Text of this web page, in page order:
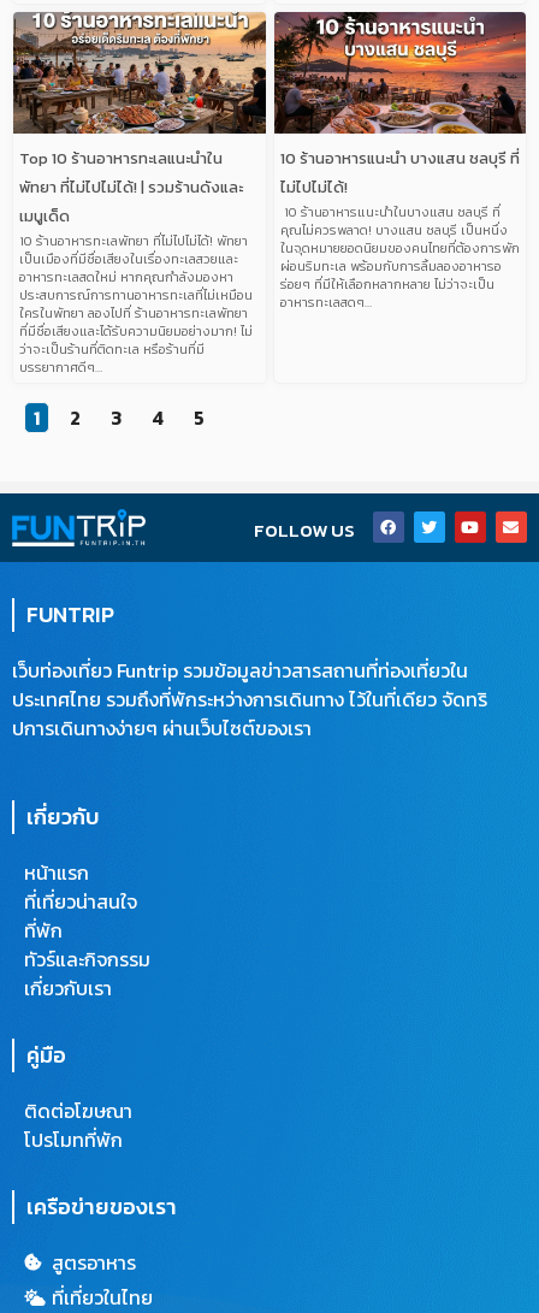
Top 10 ร้านอาหารทะเลแนะนำใน
พัทยา ที่ไม่ไปไม่ได้! | รวมร้านดังและ
เมนูเด็ด
10 ร้านอาหารทะเลพัทยา ที่ไม่ไปไม่ได้! พัทยา
เป็นเมืองที่มีชื่อเสียงในเรื่องทะเลสวยและ
อาหารทะเลสดใหม่ หากคุณกำลังมองหา
ประสบการณ์การทานอาหารทะเลที่ไม่เหมือน
ใครในพัทยา ลองไปที่ ร้านอาหารทะเลพัทยา
ที่มีชื่อเสียงและได้รับความนิยมอย่างมาก! ไม่
ว่าจะเป็นร้านที่ติดทะเล หรือร้านที่มี
บรรยากาศดีๆ…
10 ร้านอาหารแนะนำ บางแสน ชลบุรี ที่
ไม่ไปไม่ได้!
10 ร้านอาหารแนะนำในบางแสน ชลบุรี ที่
คุณไม่ควรพลาด! บางแสน ชลบุรี เป็นหนึ่ง
ในจุดหมายยอดนิยมของคนไทยที่ต้องการพัก
ผ่อนริมทะเล พร้อมกับการลิ้มลองอาหารอ
ร่อยๆ ที่มีให้เลือกหลากหลาย ไม่ว่าจะเป็น
อาหารทะเลสดๆ…
1 2 3 4 5
FOLLOW US F
a
c
e
T
w
i
t
Y
o
u
t
E
n
v
e
FUNTRIP
เว็บท่องเที่ยว Funtrip รวมข้อมูลข่าวสารสถานที่ท่องเที่ยวใน
ประเทศไทย รวมถึงที่พักระหว่างการเดินทาง ไว้ในที่เดียว จัดทริ
ปการเดินทางง่ายๆ ผ่านเว็บไซต์ของเรา
เกี่ยวกับ
หน้าแรก
ที่เที่ยวน่าสนใจ
ที่พัก
ทัวร์และกิจกรรม
เกี่ยวกับเรา
คู่มือ
ติดต่อโฆษณา
โปรโมทที่พัก
เครือข่ายของเรา
สูตรอาหาร
ที่เที่ยวในไทย